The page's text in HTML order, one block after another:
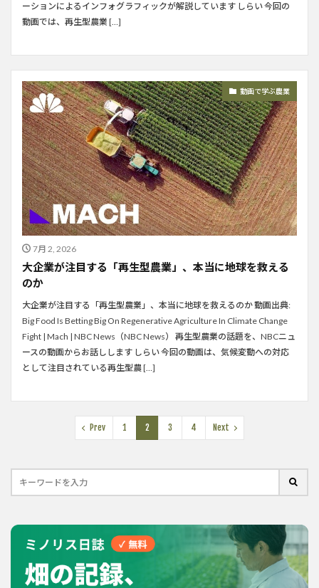
ーションによるインフォグラフィックが解説しています しらい 今回の
動画では、再生型農業 […]
動画で学ぶ農業
7月 2, 2026
大企業が注目する「再生型農業」、本当に地球を救える
のか
大企業が注目する「再生型農業」、本当に地球を救えるのか 動画出典:
Big Food Is Betting Big On Regenerative Agriculture In Climate Change
Fight | Mach | NBC News（NBC News） 再生型農業の話題を、NBCニュ
ースの動画からお話しします しらい 今回の動画は、気候変動への対応
として注目されている再生型農 […]
Prev 1 2 3 4 Next